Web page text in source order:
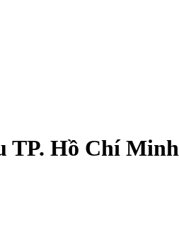
TP. Hồ Chí Minh